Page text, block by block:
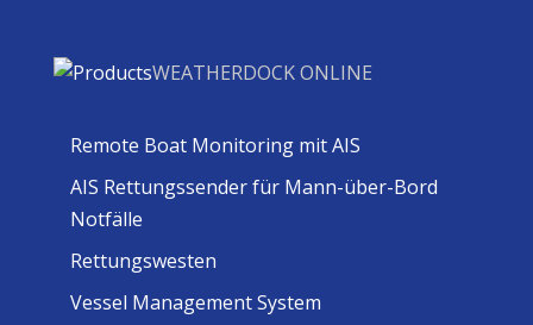
WEATHERDOCK ONLINE
Remote Boat Monitoring mit AIS
AIS Rettungssender für Mann-über-Bord
Notfälle
Rettungswesten
Vessel Management System